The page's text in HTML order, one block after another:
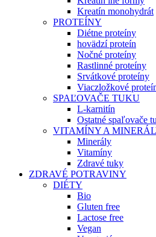
Kreatín monohydrát
PROTEÍNY
Diétne proteíny
hovädzí proteín
Nočné proteíny
Rastlinné proteíny
Srvátkové proteíny
Viaczložkové
SPAĽOVAČE TUKU
L-karnitín
Ostatné spaľovače
VITAMÍNY A
Minerály
Vitamíny
Zdravé tuky
ZDRAVÉ POTRAVINY
DIÉTY
Bio
Gluten free
Lactose free
Vegan